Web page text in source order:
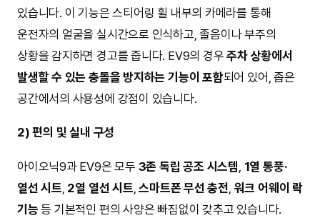
있습니다. 이 기능은 스티어링 휠 내부의 카메라를 통해
운전자의 얼굴을 실시간으로 인식하고, 졸음이나 부주의
상황을 감지하면 경고를 줍니다. EV9의 경우주차 상황에서
발생할 수 있는 충돌을 방지하는 기능이 포함되어 있어, 좁은
공간에서의 사용성에 강점이 있습니다.
2) 편의 및 실내 구성
아이오닉9과 EV9은 모두 3존 독립 공조 시스템, 1열 통풍·
열선 시트, 2열 열선 시트,스마트폰 무선 충전, 워크 어웨이 락
기능 등 기본적인 편의 사양은 빠짐없이 갖추고 있습니다.